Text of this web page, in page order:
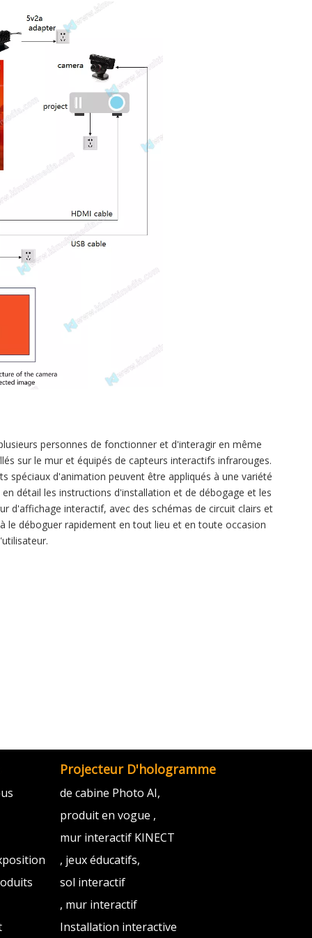
personnes de fonctionner et d'interagir en même
sur le mur et équipés de capteurs interactifs infrarouges.
spéciaux d'animation peuvent être appliqués à une variété
détail les instructions d'installation et de débogage et les
d'affichage interactif, avec des schémas de circuit clairs et
le déboguer rapidement en tout lieu et en toute occasion
Projecteur D'hologramme
de cabine Photo AI,
produit en vogue ,
mur interactif KINECT
, jeux éducatifs,
sol interactif
, mur interactif
Installation interactive